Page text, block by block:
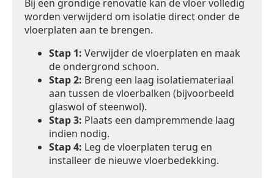
Bij een grondige renovatie kan de vloer volledig
worden verwijderd om isolatie direct onder de
vloerplaten aan te brengen.
Stap 1: Verwijder de vloerplaten en maak
de ondergrond schoon.
Stap 2: Breng een laag isolatiemateriaal
aan tussen de vloerbalken (bijvoorbeeld
glaswol of steenwol).
Stap 3: Plaats een dampremmende laag
indien nodig.
Stap 4: Leg de vloerplaten terug en
installeer de nieuwe vloerbedekking.